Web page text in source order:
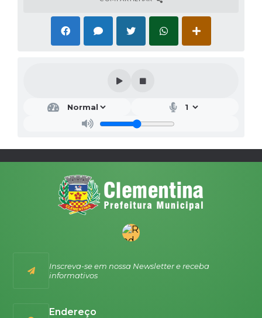
Inscreva-se em nossa Newsletter e receba
informativos
Endereço